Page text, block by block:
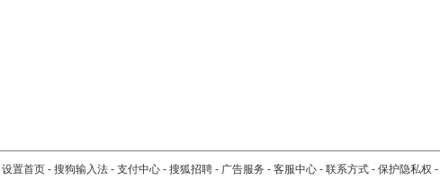
设置首页 - 搜狗输入法 - 支付中心 - 搜狐招聘 - 广告服务 - 客服中心 - 联系方式 - 保护隐私权 -